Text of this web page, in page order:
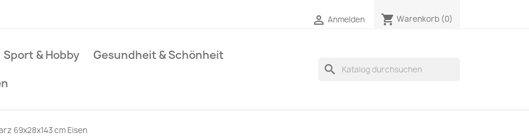
 Anmelden shopping_cart Warenkorb (0)
Sport & Hobby
Gesundheit & Schönheit
search
69x28x143 cm Eisen